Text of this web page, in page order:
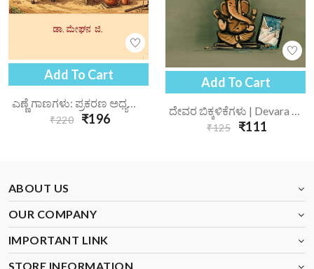
Add To Cart
₹220 ₹196
Add To Cart
ದೇವರ ಬಿಕ್ಕಳಿಕೆಗಳು | Devara Bikkalikegalu
₹125 ₹111
ABOUT US
OUR COMPANY
IMPORTANT LINK
STORE INFORMATION